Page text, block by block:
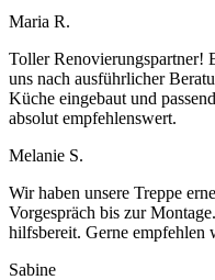
Maria R.
Toller Renovierungspartner!
uns nach ausführlicher
Küche eingebaut und
absolut empfehlenswert.
Melanie S.
Wir haben unsere Treppe
Vorgespräch bis zur
hilfsbereit. Gerne empfehlen
Sabine